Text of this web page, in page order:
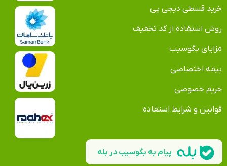
خرید قسطی دیجی پی
روش استفاده از کد تخفیف
مزایای بگوسیب
بیمه اختصاصی
حریم خصوصی
قوانین و شرایط استفاده
پیام به بگوسیب در بله